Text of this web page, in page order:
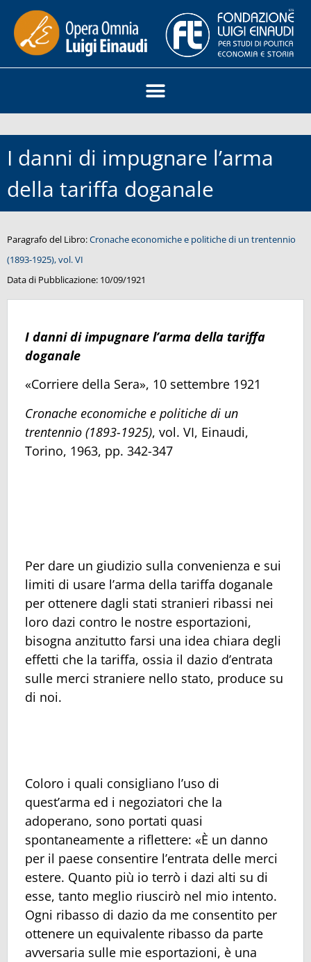
I danni di impugnare l’arma
della tariffa doganale
Paragrafo del Libro:Cronache economiche e politiche di un trentennio
(1893-1925), vol. VI
Data di Pubblicazione: 10/09/1921
I danni di impugnare l’arma della tariffa
doganale
«Corriere della Sera», 10 settembre 1921
Cronache economiche e politiche di un
trentennio (1893-1925), vol. VI, Einaudi,
Torino, 1963, pp. 342-347
Per dare un giudizio sulla convenienza e sui
limiti di usare l’arma della tariffa doganale
per ottenere dagli stati stranieri ribassi nei
loro dazi contro le nostre esportazioni,
bisogna anzitutto farsi una idea chiara degli
effetti che la tariffa, ossia il dazio d’entrata
sulle merci straniere nello stato, produce su
di noi.
Coloro i quali consigliano l’uso di
quest’arma ed i negoziatori che la
adoperano, sono portati quasi
spontaneamente a riflettere: «È un danno
per il paese consentire l’entrata delle merci
estere. Quanto più io terrò i dazi alti su di
esse, tanto meglio riuscirò nel mio intento.
Ogni ribasso di dazio da me consentito per
ottenere un equivalente ribasso da parte
avversaria sulle mie esportazioni, è una